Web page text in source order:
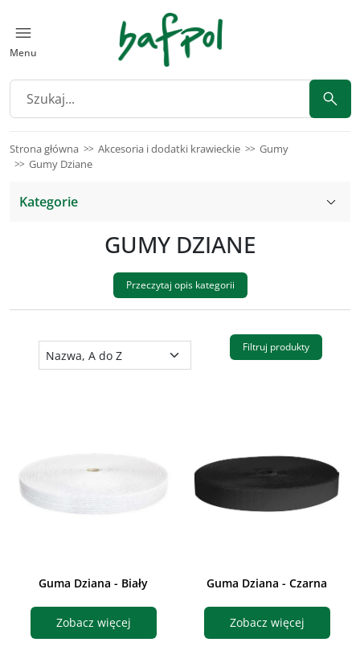
Menu
Strona główna Akcesoria i dodatki krawieckie
Gumy
Gumy Dziane
Kategorie
GUMY DZIANE
Przeczytaj opis kategorii
Filtruj produkty
Guma Dziana - Biały
Zobacz więcej
Guma Dziana - Czarna
Zobacz więcej